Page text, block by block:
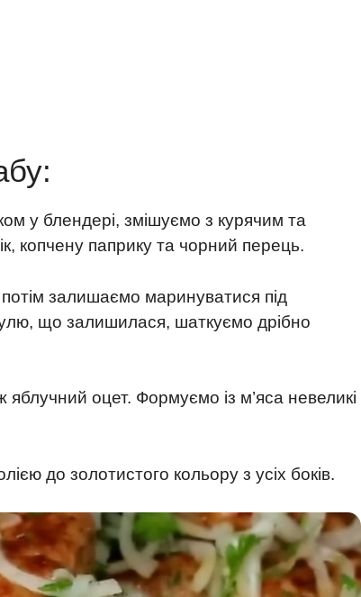
у блендері, змішуємо з курячим та
паприку та чорний перець.
залишаємо маринуватися під
що залишилася, шаткуємо дрібно
оцет. Формуємо із м’яса невеликі
до золотистого кольору з усіх боків.